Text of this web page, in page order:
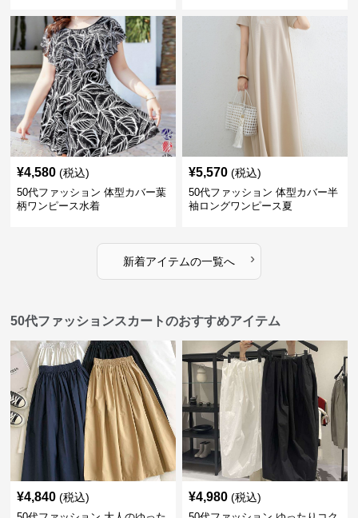
¥4,580 (税込)
50代ファッション 体型カバー葉
柄ワンピース水着
¥5,570 (税込)
50代ファッション 体型カバー半
袖ロングワンピース夏
新着アイテムの一覧へ ›
50代ファッションスカートのおすすめアイテム
¥4,840 (税込) ¥4,980 (税込)